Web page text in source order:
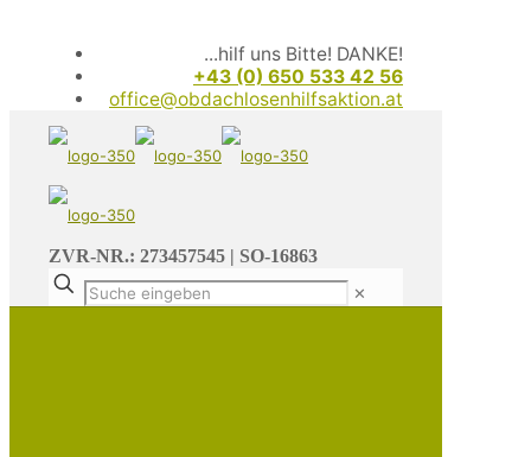
...hilf uns Bitte! DANKE!
+43 (0) 650 533 42 56
office@obdachlosenhilfsaktion.at
ZVR-NR.: 273457545 | SO-16863
✕